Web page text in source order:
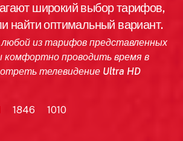
широкий выбор тарифов,
найти оптимальный вариант.
из тарифов представленных
комфортно проводить время в
телевидение Ultra HD
1846 1010